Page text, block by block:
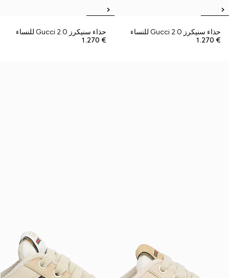
حذاء سنيكرز Gucci 2.0 للنساء
€ 1.270
حذاء سنيكرز Gucci 2.0 للنساء
€ 1.270